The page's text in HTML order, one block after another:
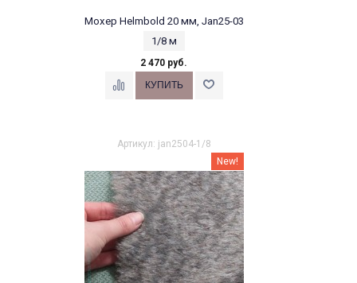
Мохер Helmbold 20 мм, Jan25-03
1/8 м
2 470 руб.
Артикул: jan2504-1/8
New!